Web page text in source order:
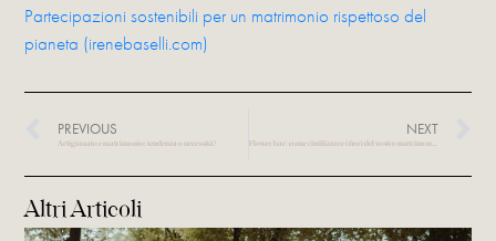
Partecipazioni sostenibili per un matrimonio rispettoso del
pianeta (irenebaselli.com)
PREVIOUS
Artigianato e matrimonio: tendenza o necessità?
NEXT
Flower bar: come riutilizzare i fiori del vostro matrimonio e sorprendere gli ospiti
Altri Articoli